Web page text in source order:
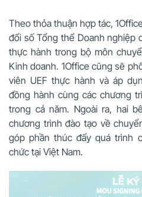
Theo thỏa thuận hợp tác,
đổi số Tổng thể Doanh nghiệp
thực hành trong bộ môn
Kinh doanh. 1Office cũng sẽ
viên UEF thực hành và áp
đồng hành cùng các chương
trong cả năm. Ngoài ra, hai
chương trình đào tạo về
góp phần thúc đẩy quá trình
chức tại Việt Nam.